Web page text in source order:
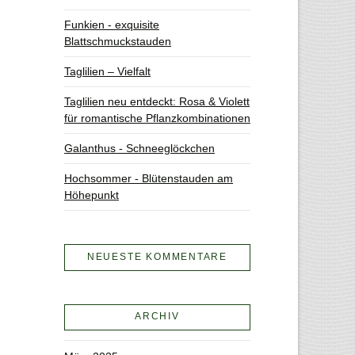
Funkien - exquisite
Blattschmuckstauden
Taglilien – Vielfalt
Taglilien neu entdeckt: Rosa & Violett
für romantische Pflanzkombinationen
Galanthus - Schneeglöckchen
Hochsommer - Blütenstauden am
Höhepunkt
NEUESTE KOMMENTARE
ARCHIV